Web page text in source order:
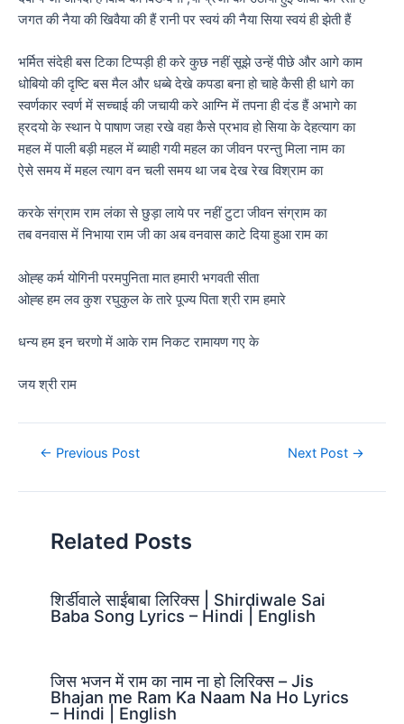
जगत की नैया की खिवैया की हैं रानी पर स्वयं की नैया सिया स्वयं ही झेती हैं
भर्मित संदेही बस टिका टिप्पड़ी ही करे कुछ नहीं सूझे उन्हें पीछे और आगे काम
धोबियो की दृष्टि बस मैल और धब्बे देखे कपडा बना हो चाहे कैसी ही धागे का
स्वर्णकार स्वर्ण में सच्चाई की जचायी करे आग्नि में तपना ही दंड हैं अभागे का
ह्रदयो के स्थान पे पाषाण जहा रखे वहा कैसे प्रभाव हो सिया के देहत्याग का
महल में पाली बड़ी महल में ब्याही गयी महल का जीवन परन्तु मिला नाम का
ऐसे समय में महल त्याग वन चली समय था जब देख रेख विश्राम का
करके संग्राम राम लंका से छुड़ा लाये पर नहीं टुटा जीवन संग्राम का
तब वनवास में निभाया राम जी का अब वनवास काटे दिया हुआ राम का
ओह्ह कर्म योगिनी परमपुनिता मात हमारी भगवती सीता
ओह्ह हम लव कुश रघुकुल के तारे पूज्य पिता श्री राम हमारे
धन्य हम इन चरणो में आके राम निकट रामायण गए के
जय श्री राम
Post← Previous Post Next Post →
Related Posts
शिर्डीवाले साईंबाबा लिरिक्स | Shirdiwale Sai
Baba Song Lyrics – Hindi | English
जिस भजन में राम का नाम ना हो लिरिक्स – Jis
Bhajan me Ram Ka Naam Na Ho Lyrics
– Hindi | English